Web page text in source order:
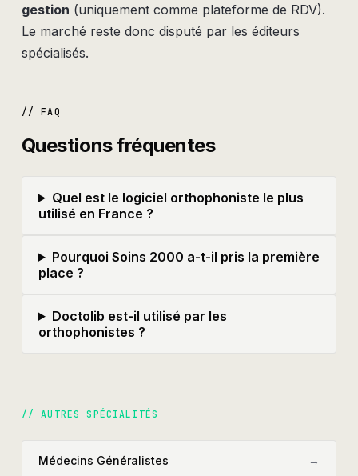
gestion (uniquement comme plateforme de RDV).
Le marché reste donc disputé par les éditeurs
spécialisés.
// FAQ
Questions fréquentes
Quel est le logiciel orthophoniste le plus
utilisé en France ?
Pourquoi Soins 2000 a-t-il pris la première
place ?
Doctolib est-il utilisé par les
orthophonistes ?
// AUTRES SPÉCIALITÉS
Médecins Généralistes →